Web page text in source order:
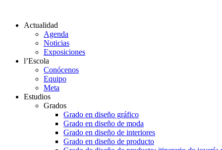
Actualidad
Agenda
Noticias
Exposiciones
l’Escola
Conócenos
Equipo
Meta
Estudios
Grados
Grado en diseño gráfico
Grado en diseño de moda
Grado en diseño de interiores
Grado en diseño de producto